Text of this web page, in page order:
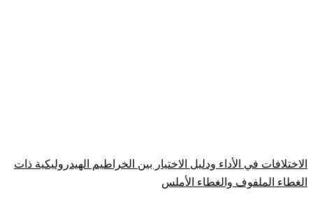
الاختلافات في الأداء ودليل الاختيار بين الخراطيم الهيدروليكية ذات
الغطاء الملفوف والغطاء الأملس